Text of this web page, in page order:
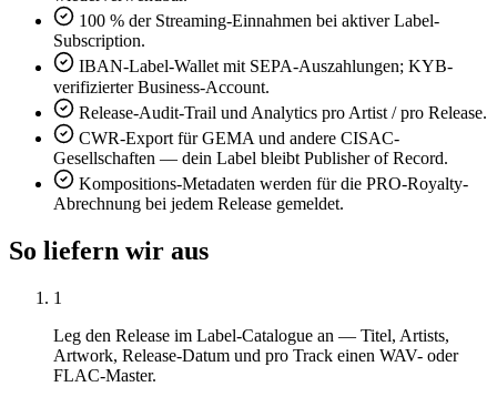
100 % der Streaming-Einnahmen bei aktiver Label-
Subscription.
IBAN-Label-Wallet mit SEPA-Auszahlungen; KYB-
verifizierter Business-Account.
Release-Audit-Trail und Analytics pro Artist / pro Release.
CWR-Export für GEMA und andere CISAC-
Gesellschaften — dein Label bleibt Publisher of Record.
Kompositions-Metadaten werden für die PRO-Royalty-
Abrechnung bei jedem Release gemeldet.
So liefern wir aus
1
Leg den Release im Label-Catalogue an — Titel, Artists,
Artwork, Release-Datum und pro Track einen WAV- oder
FLAC-Master.